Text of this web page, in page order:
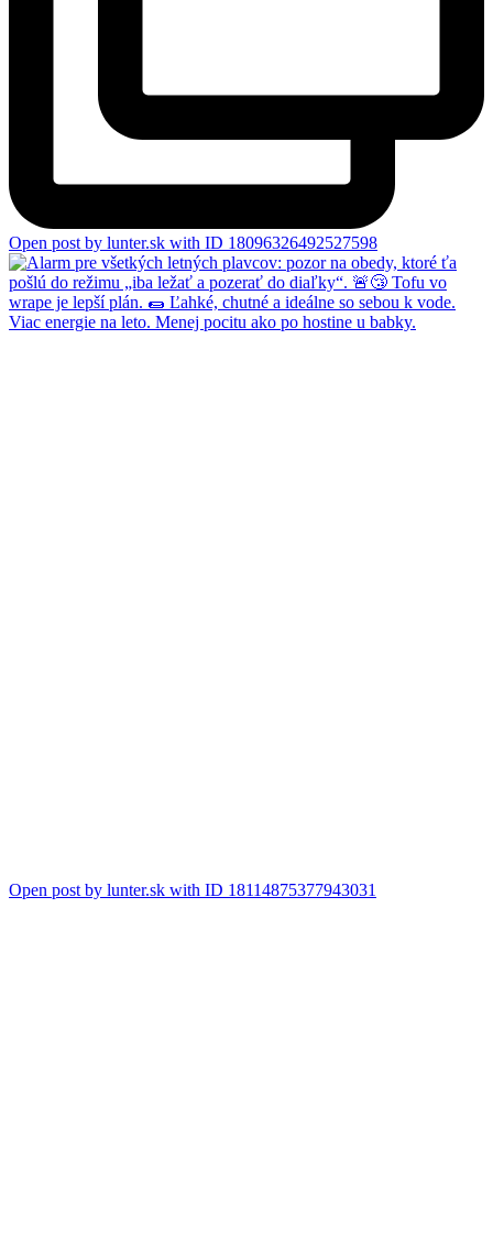
Open post by lunter.sk with ID 18096326492527598
Open post by lunter.sk with ID 18114875377943031